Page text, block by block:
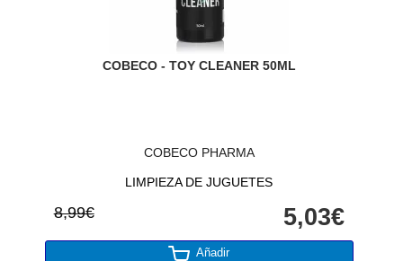
COBECO - TOY CLEANER 50ML
COBECO PHARMA
LIMPIEZA DE JUGUETES
8,99€ 5,03€
Añadir